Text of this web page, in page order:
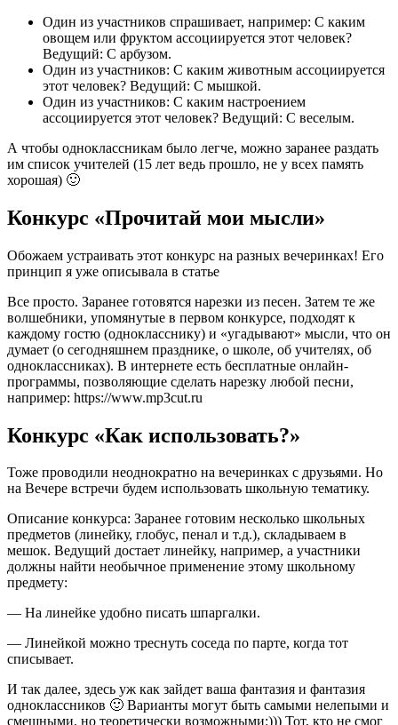
Один из участников спрашивает, например: С каким
овощем или фруктом ассоциируется этот человек?
Ведущий: С арбузом.
Один из участников: С каким животным ассоциируется
этот человек? Ведущий: С мышкой.
Один из участников: С каким настроением
ассоциируется этот человек? Ведущий: С веселым.
А чтобы одноклассникам было легче, можно заранее раздать
им список учителей (15 лет ведь прошло, не у всех память
хорошая) 🙂
Конкурс «Прочитай мои мысли»
Обожаем устраивать этот конкурс на разных вечеринках! Его
принцип я уже описывала в статье
Все просто. Заранее готовятся нарезки из песен. Затем те же
волшебники, упомянутые в первом конкурсе, подходят к
каждому гостю (однокласснику) и «угадывают» мысли, что он
думает (о сегодняшнем празднике, о школе, об учителях, об
одноклассниках). В интернете есть бесплатные онлайн-
программы, позволяющие сделать нарезку любой песни,
например: https://www.mp3cut.ru
Конкурс «Как использовать?»
Тоже проводили неоднократно на вечеринках с друзьями. Но
на Вечере встречи будем использовать школьную тематику.
Описание конкурса: Заранее готовим несколько школьных
предметов (линейку, глобус, пенал и т.д.), складываем в
мешок. Ведущий достает линейку, например, а участники
должны найти необычное применение этому школьному
предмету:
— На линейке удобно писать шпаргалки.
— Линейкой можно треснуть соседа по парте, когда тот
списывает.
И так далее, здесь уж как зайдет ваша фантазия и фантазия
одноклассников 🙂 Варианты могут быть самыми нелепыми и
смешными, но теоретически возможными:))) Тот, кто не смог